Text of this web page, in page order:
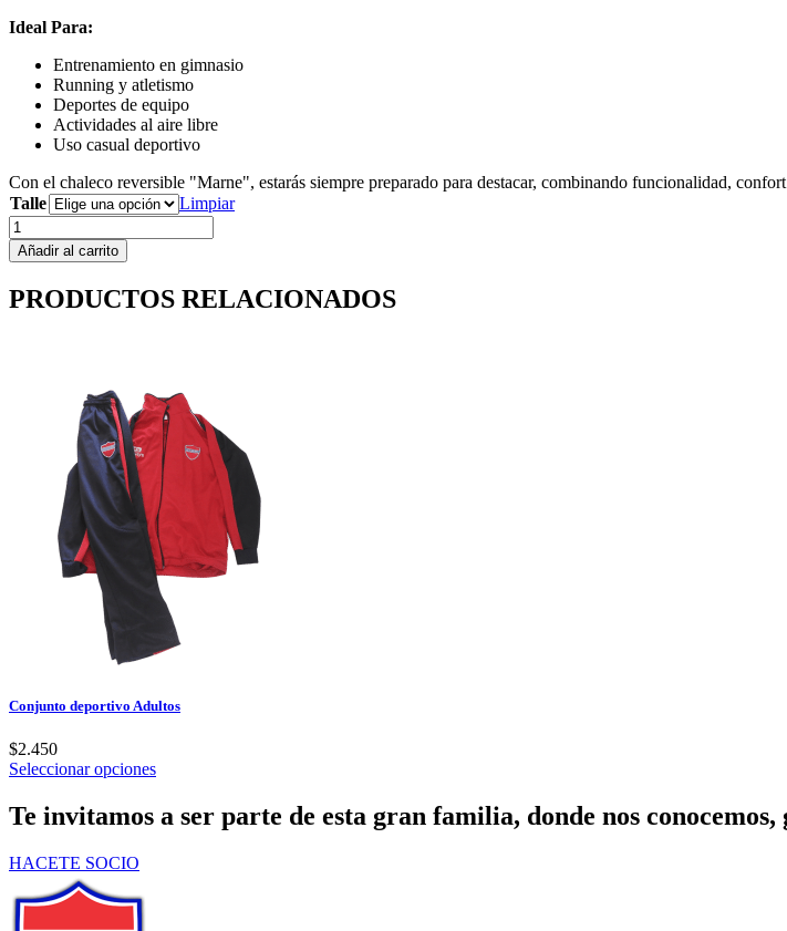
Ideal Para:
Entrenamiento en gimnasio
Running y atletismo
Deportes de equipo
Actividades al aire libre
Uso casual deportivo
Con el chaleco reversible "Marne", estarás siempre preparado para destacar, combinando funcionalidad,
Talle
Limpiar
Chaleco
Reversible
Unisex
Añadir al carrito
PRODUCTOS RELACIONADOS
Conjunto deportivo Adultos
$2.450
Seleccionar opcionesEste
múltiples
Te invitamos a ser parte de esta gran familia, donde nos
HACETE SOCIO